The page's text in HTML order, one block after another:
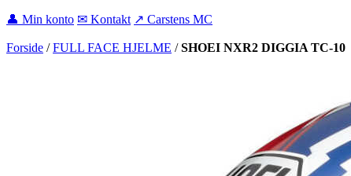
👤 Min konto ✉ Kontakt ↗ Carstens MC
Forside / FULL FACE HJELME / SHOEI NXR2 DIGGIA TC-10